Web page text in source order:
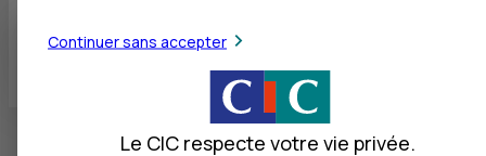
Toutes les localités
Continuer sans accepter
Le CIC respecte votre vie privée.